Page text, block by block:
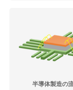
半導体製造の